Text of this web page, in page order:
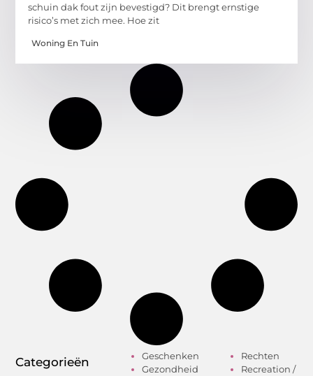
schuin dak fout zijn bevestigd? Dit brengt ernstige
risico’s met zich mee. Hoe zit
Woning En Tuin
Categorieën
Geschenken
Gezondheid
Rechten
Recreation /